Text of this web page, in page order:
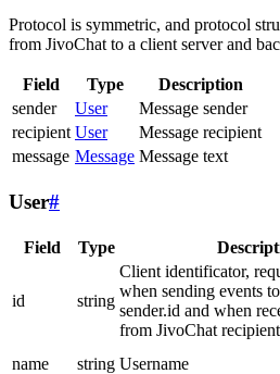
Protocol is symmetric, and protocol
from JivoChat to a client server and
Field Type
Description
sender
User
Message sender
recipient User
Message recipient
message Message Message text
User#
Field Type
id string
Client identificator,
when sending events
sender.id and when
from JivoChat
name string Username